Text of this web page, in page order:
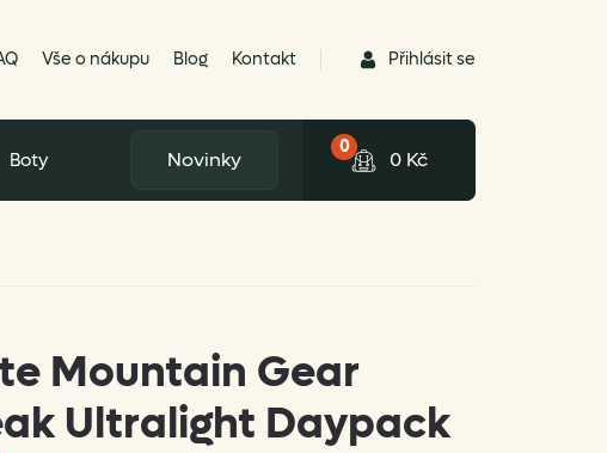
Vše o nákupu Blog Kontakt Přihlásit se
Boty Novinky
0
0 Kč
Mountain Gear
Ultralight Daypack